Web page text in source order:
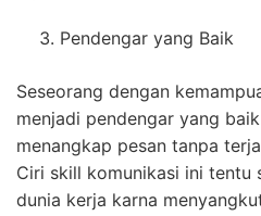
Pendengar yang Baik
Seseorang dengan
menjadi pendengar yang
menangkap pesan tanpa
Ciri skill komunikasi ini tentu
dunia kerja karna